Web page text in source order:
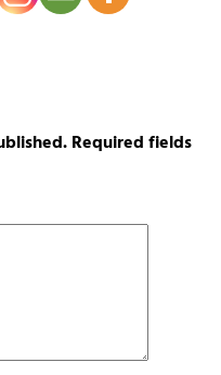
Required fields